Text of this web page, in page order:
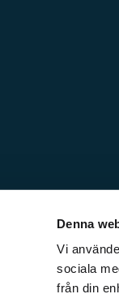
Denna
Vi
sociala
från din